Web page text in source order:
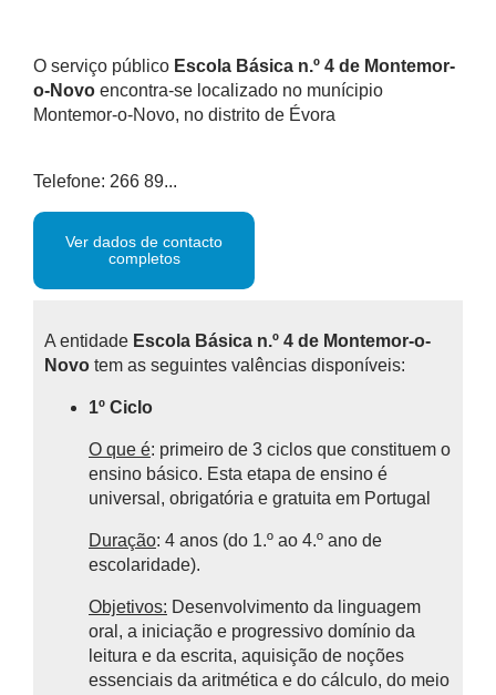
O serviço público Escola Básica n.º 4 de Montemor-
o-Novo encontra-se localizado no munícipio
Montemor-o-Novo, no distrito de Évora
Telefone: 266 89...
Ver dados de contacto
completos
A entidade Escola Básica n.º 4 de Montemor-o-
Novo tem as seguintes valências disponíveis:
1º Ciclo
O que é: primeiro de 3 ciclos que constituem o
ensino básico. Esta etapa de ensino é
universal, obrigatória e gratuita em Portugal
Duração: 4 anos (do 1.º ao 4.º ano de
escolaridade).
Objetivos: Desenvolvimento da linguagem
oral, a iniciação e progressivo domínio da
leitura e da escrita, aquisição de noções
essenciais da aritmética e do cálculo, do meio